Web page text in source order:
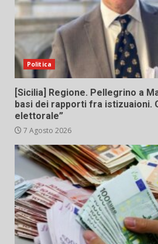
Politica
[Sicilia] Regione. Pellegrino a
basi dei rapporti fra istizuaioni.
elettorale”
7 Agosto 2026